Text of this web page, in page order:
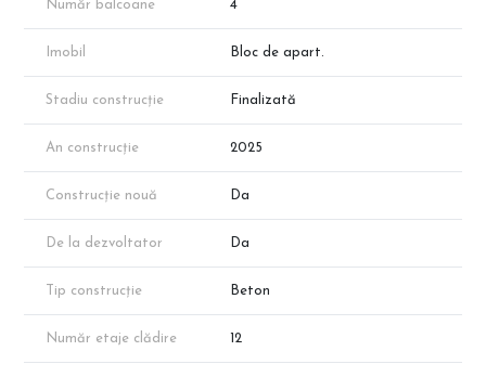
Număr balcoane 4
Imobil Bloc de apart.
Stadiu construcție Finalizată
An construcție 2025
Construcție nouă Da
De la dezvoltator Da
Tip construcție Beton
Număr etaje clădire 12